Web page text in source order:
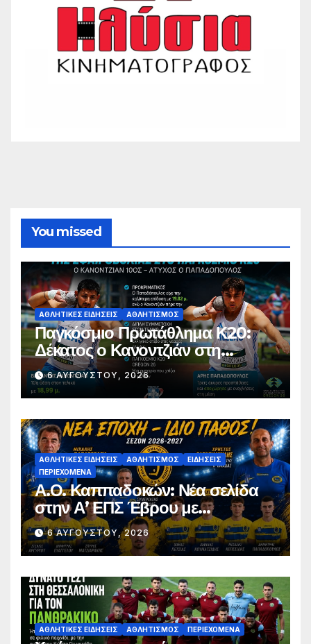
You missed
ΑΘΛΗΤΙΚΈΣ ΕΙΔΉΣΕΙΣ ΑΘΛΗΤΙΣΜΌΣ
Παγκόσμιο Πρωτάθλημα Κ20:
Δέκατος ο Κανοντζιάν στη
σφαιροβολία – Άτυχος ο
Παπαδόπουλος στον τελικό
6 ΑΥΓΟΎΣΤΟΥ, 2026
ΑΘΛΗΤΙΚΈΣ ΕΙΔΉΣΕΙΣ ΑΘΛΗΤΙΣΜΌΣ
ΕΙΔΉΣΕΙΣ
ΠΕΡΙΕΧΌΜΕΝΑ
Α.Ο. Καππαδοκών: Νέα σελίδα
στην Α’ ΕΠΣ Έβρου με
φιλοδοξίες, σταθερότητα και
επένδυση στη νέα γενιά
6 ΑΥΓΟΎΣΤΟΥ, 2026
ΑΘΛΗΤΙΚΈΣ ΕΙΔΉΣΕΙΣ ΑΘΛΗΤΙΣΜΌΣ ΠΕΡΙΕΧΌΜΕΝΑ